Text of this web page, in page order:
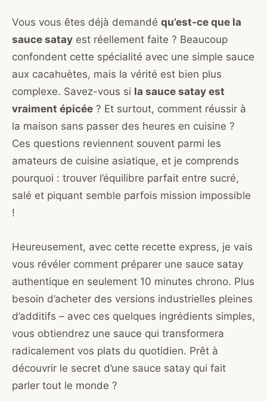
Vous vous êtes déjà demandé qu’est-ce que la
sauce satay est réellement faite ? Beaucoup
confondent cette spécialité avec une simple sauce
aux cacahuètes, mais la vérité est bien plus
complexe. Savez-vous si la sauce satay est
vraiment épicée ? Et surtout, comment réussir à
la maison sans passer des heures en cuisine ?
Ces questions reviennent souvent parmi les
amateurs de cuisine asiatique, et je comprends
pourquoi : trouver l’équilibre parfait entre sucré,
salé et piquant semble parfois mission impossible
!
Heureusement, avec cette recette express, je vais
vous révéler comment préparer une sauce satay
authentique en seulement 10 minutes chrono. Plus
besoin d’acheter des versions industrielles pleines
d’additifs – avec ces quelques ingrédients simples,
vous obtiendrez une sauce qui transformera
radicalement vos plats du quotidien. Prêt à
découvrir le secret d’une sauce satay qui fait
parler tout le monde ?